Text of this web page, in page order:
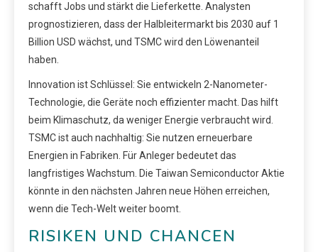
schafft Jobs und stärkt die Lieferkette. Analysten
prognostizieren, dass der Halbleitermarkt bis 2030 auf 1
Billion USD wächst, und TSMC wird den Löwenanteil
haben.
Innovation ist Schlüssel: Sie entwickeln 2-Nanometer-
Technologie, die Geräte noch effizienter macht. Das hilft
beim Klimaschutz, da weniger Energie verbraucht wird.
TSMC ist auch nachhaltig: Sie nutzen erneuerbare
Energien in Fabriken. Für Anleger bedeutet das
langfristiges Wachstum. Die Taiwan Semiconductor Aktie
könnte in den nächsten Jahren neue Höhen erreichen,
wenn die Tech-Welt weiter boomt.
RISIKEN UND CHANCEN